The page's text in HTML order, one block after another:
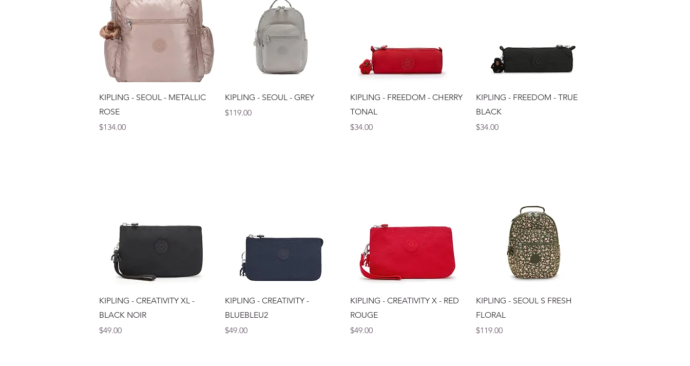
Vista rápida
KIPLING - SEOUL - METALLIC
ROSE
Precio
$134.00
Vista rápida
KIPLING - SEOUL - GREY
Precio
$119.00
Vista rápida
KIPLING - FREEDOM - CHERRY
TONAL
Precio
$34.00
Vista rápida
KIPLING - FREEDOM - TRUE
BLACK
Precio
$34.00
Vista rápida
KIPLING - CREATIVITY XL -
BLACK NOIR
Precio
$49.00
Vista rápida
KIPLING - CREATIVITY -
BLUEBLEU2
Precio
$49.00
Vista rápida
KIPLING - CREATIVITY X - RED
ROUGE
Precio
$49.00
Vista rápida
KIPLING - SEOUL S FRESH
FLORAL
Precio
$119.00